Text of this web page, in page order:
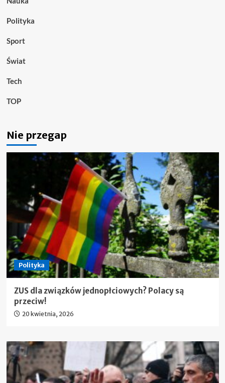
Polityka
Sport
Świat
Tech
TOP
Nie przegap
Polityka
ZUS dla związków jednopłciowych? Polacy są
przeciw!
20 kwietnia, 2026